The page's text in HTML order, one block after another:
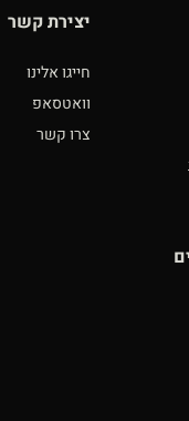
יצירת קשר
חייגו אלינו
וואטסאפ
צרו קשר